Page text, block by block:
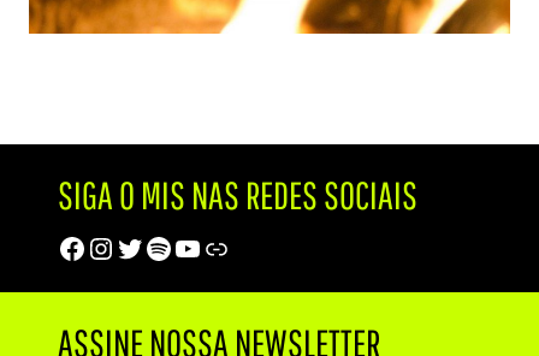
SIGA O MIS NAS REDES SOCIAIS
Facebook
Instagram
Twitter
Spotify
Youtube
Trip Advisor
ASSINE NOSSA NEWSLETTER